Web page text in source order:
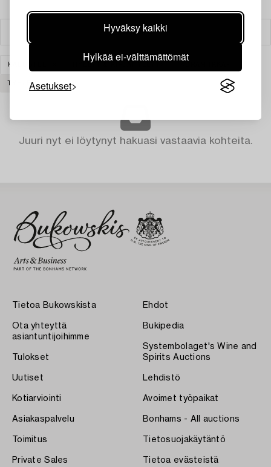
Hyväksy kaikki
Hylkää ei-välttämättömät
Asetukset
Suodatin
KALUSTEET HYLLYT & KIRJAHYLLYT
TYHJENNÄ KAIKKI
Juuri nyt ei löytynyt hakuasi vastaavia kohteita.
Tietoa Bukowskista
Ota yhteyttä
asiantuntijoihimme
Tulokset
Uutiset
Kotiarviointi
Asiakaspalvelu
Toimitus
Private Sales
Ehdot
Bukipedia
Systembolaget's Wine and
Spirits Auctions
Lehdistö
Avoimet työpaikat
Bonhams - All auctions
Tietosuojakäytäntö
Tietoa evästeistä